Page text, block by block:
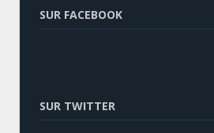
SUR FACEBOOK
SUR TWITTER